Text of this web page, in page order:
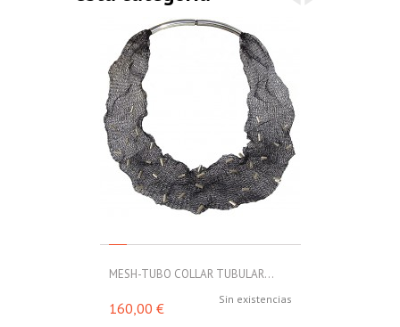
MESH-TUBO COLLAR TUBULAR...
Sin existencias
160,00 €